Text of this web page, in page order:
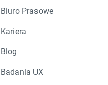
Biuro Prasowe
Kariera
Blog
Badania UX